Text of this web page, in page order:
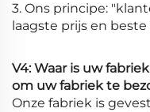
3. Ons principe:
laagste prijs en
V4: Waar is uw
om uw fabriek te
Onze fabriek is